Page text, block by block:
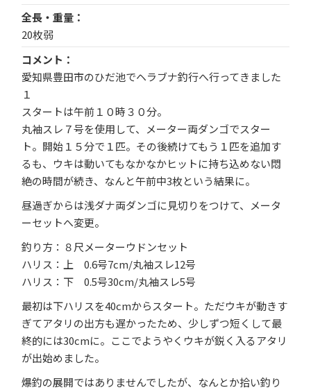
全長・重量
20枚弱
コメント
愛知県豊田市のひだ池でヘラブナ釣行へ行ってきました
１
スタートは午前１０時３０分。
丸袖スレ７号を使用して、メーター両ダンゴでスター
ト。開始１５分で１匹。その後続けてもう１匹を追加す
るも、ウキは動いてもなかなかヒットに持ち込めない悶
絶の時間が続き、なんと午前中3枚という結果に。
昼過ぎからは浅ダナ両ダンゴに見切りをつけて、メータ
ーセットへ変更。
釣り方：８尺メーターウドンセット
ハリス：上 0.6号7cm/丸袖スレ12号
ハリス：下 0.5号30cm/丸袖スレ5号
最初は下ハリスを40cmからスタート。ただウキが動きす
ぎてアタリの出方も遅かったため、少しずつ短くして最
終的には30cmに。ここでようやくウキが鋭く入るアタリ
が出始めました。
爆釣の展開ではありませんでしたが、なんとか拾い釣り